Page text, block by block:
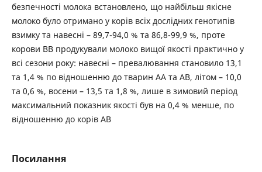
безпечності молока встановлено, що найбільш якісне
молоко було отримано у корів всіх дослідних генотипів
взимку та навесні – 89,7-94,0 % та 86,8-99,9 %, проте
корови ВВ продукували молоко вищої якості практично у
всі сезони року: навесні – превалювання становило 13,1
та 1,4 % по відношенню до тварин АА та АВ, літом – 10,0
та 0,6 %, восени – 13,5 та 1,8 %, лише в зимовий період
максимальний показник якості був на 0,4 % менше, по
відношенню до корів АВ
Посилання